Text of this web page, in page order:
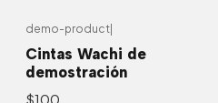
demo-product
Cintas Wachi de
demostración
$100